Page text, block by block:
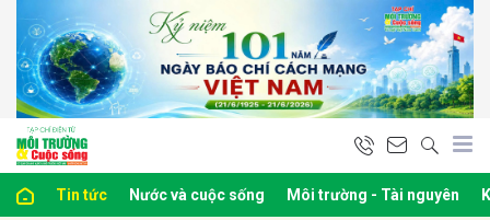
Tin tức Nước và cuộc sống Môi trường - Tài nguyên
luận